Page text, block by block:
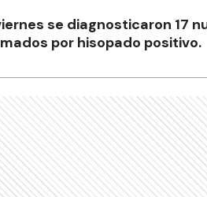
se diagnosticaron 17
por hisopado positivo.